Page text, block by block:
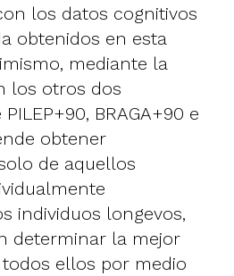
los datos cognitivos
obtenidos en esta
mediante la
los otros dos
BRAGA+90 e
obtener
de aquellos
individuos longevos,
determinar la mejor
ellos por medio